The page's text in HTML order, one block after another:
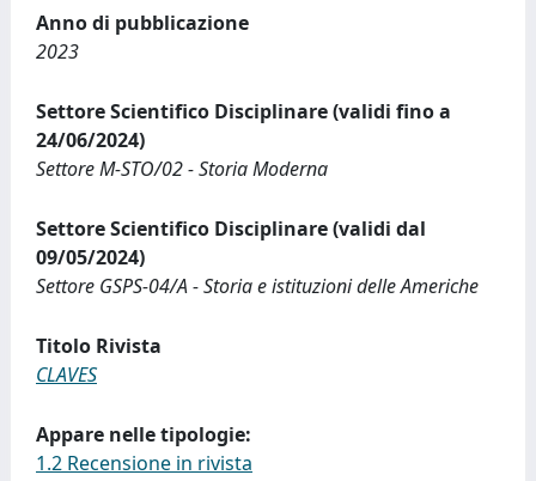
Anno di pubblicazione
2023
Settore Scientifico Disciplinare (validi fino a
24/06/2024)
Settore M-STO/02 - Storia Moderna
Settore Scientifico Disciplinare (validi dal
09/05/2024)
Settore GSPS-04/A - Storia e istituzioni delle Americhe
Titolo Rivista
CLAVES
Appare nelle tipologie:
1.2 Recensione in rivista